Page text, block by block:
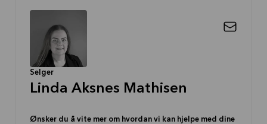
Selger
Linda Aksnes Mathisen
Ønsker du å vite mer om hvordan vi kan hjelpe med dine